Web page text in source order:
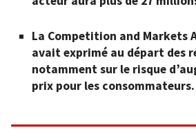
La Competition and Markets
avait exprimé au départ des
notamment sur le risque
prix pour les consommateurs.